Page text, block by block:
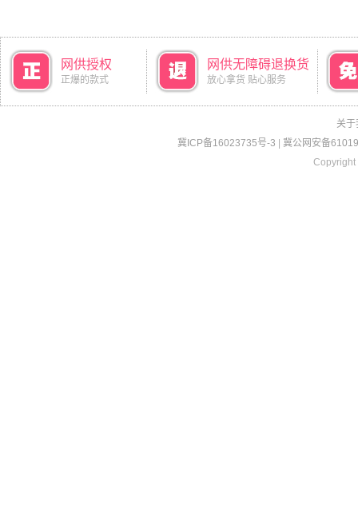
网供授权
正爆的款式
网供无障碍退换货
放心拿货 贴心服务
关于
冀ICP备16023735号-3
冀公网安备